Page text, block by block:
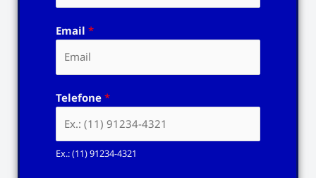
Email *
Telefone *
Ex.: (11) 91234-4321